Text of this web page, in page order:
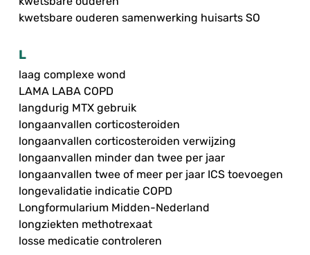
kwetsbare ouderen samenwerking huisarts SO
L
laag complexe wond
LAMA LABA COPD
langdurig MTX gebruik
longaanvallen corticosteroiden
longaanvallen corticosteroiden verwijzing
longaanvallen minder dan twee per jaar
longaanvallen twee of meer per jaar ICS toevoegen
longevalidatie indicatie COPD
Longformularium Midden-Nederland
longziekten methotrexaat
losse medicatie controleren